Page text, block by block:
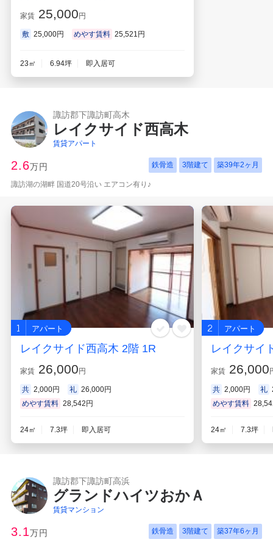
家賃 25,000 円
敷 25,000円 めやす賃料 25,521円
23㎡ 6.94坪 即入居可
諏訪郡下諏訪町高木
レイクサイド西高木
賃貸アパート
2.6万円 鉄骨造 3階建て 築39年2ヶ月
諏訪湖の湖畔 国道20号沿い エアコン有り♪
1 アパート
レイクサイド西高木 2階 1R
家賃 26,000 円
共 2,000円 礼 26,000円
めやす賃料 28,542円
24㎡ 7.3坪 即入居可
2 アパート
レイクサイ
家賃 26,000
共 2,000円 礼
めやす賃料
24㎡ 7.3坪
諏訪郡下諏訪町高浜
グランドハイツおかＡ
賃貸マンション
3.1万円 鉄骨造 3階建て 築37年6ヶ月